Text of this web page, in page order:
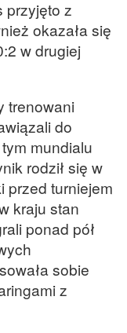
przyjęto z
okazała się
w drugiej
trenowani
do
mundialu
rodził się w
przed turniejem
kraju stan
ponad pół
sobie
z